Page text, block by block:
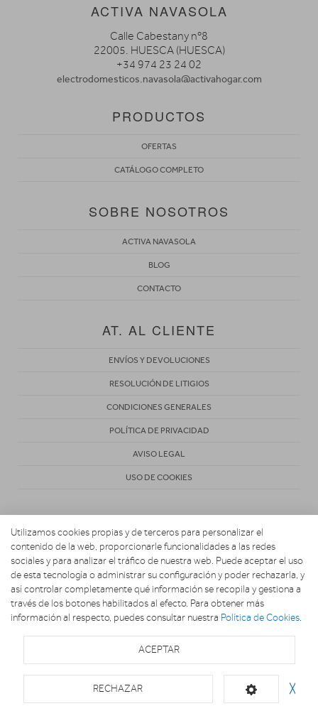
ACTIVA NAVASOLA
Calle Cabestany nº8
22005. HUESCA (HUESCA)
+34 974 23 24 02
electrodomesticos.navasola@activahogar.com
PRODUCTOS
OFERTAS
CATÁLOGO COMPLETO
SOBRE NOSOTROS
ACTIVA NAVASOLA
BLOG
CONTACTO
AT. AL CLIENTE
ENVÍOS Y DEVOLUCIONES
RESOLUCIÓN DE LITIGIOS
CONDICIONES GENERALES
POLÍTICA DE PRIVACIDAD
AVISO LEGAL
USO DE COOKIES
Copyright 2026. ACTIVA NAVASOLA
Utilizamos cookies propias y de terceros para personalizar el
contenido de la web, proporcionarle funcionalidades a las redes
sociales y para analizar el tráfico de nuestra web. Puede aceptar el uso
de esta tecnología o administrar su configuración y poder rechazarla, y
así controlar completamente qué información se recopila y gestiona a
través de los botones habilitados al efecto. Para obtener más
información al respecto, puedes consultar nuestra Política de Cookies.
ACEPTAR
RECHAZAR ╳